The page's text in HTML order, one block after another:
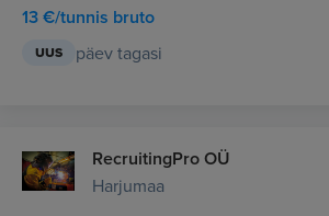
13 €/tunnis bruto
UUS päev tagasi
RecruitingPro OÜ
Harjumaa